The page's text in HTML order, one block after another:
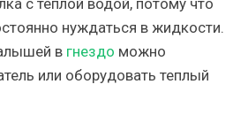
с теплой водой, потому что
нуждаться в жидкости.
в гнездо можно
или оборудовать теплый